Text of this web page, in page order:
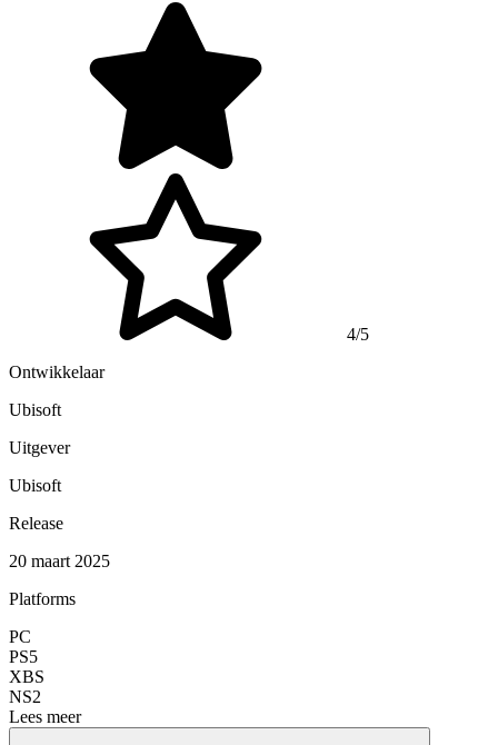
4/5
Ontwikkelaar
Ubisoft
Uitgever
Ubisoft
Release
20 maart 2025
Platforms
PC
PS5
XBS
NS2
Lees meer